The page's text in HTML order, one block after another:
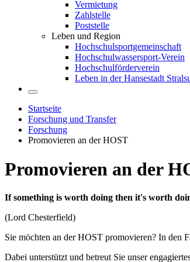
Vermietung
Zahlstelle
Poststelle
Leben und Region
Hochschulsportgemeinschaft
Hochschulwassersport-Verein
Hochschulförderverein
Leben in der Hansestadt
Startseite
Forschung und Transfer
Forschung
Promovieren an der HOST
Pro­mo­vie­ren an der
If something is worth doing then it's worth
(Lord Chesterfield)
Sie möchten an der HOST promovieren? In den
Dabei unterstützt und betreut Sie unser